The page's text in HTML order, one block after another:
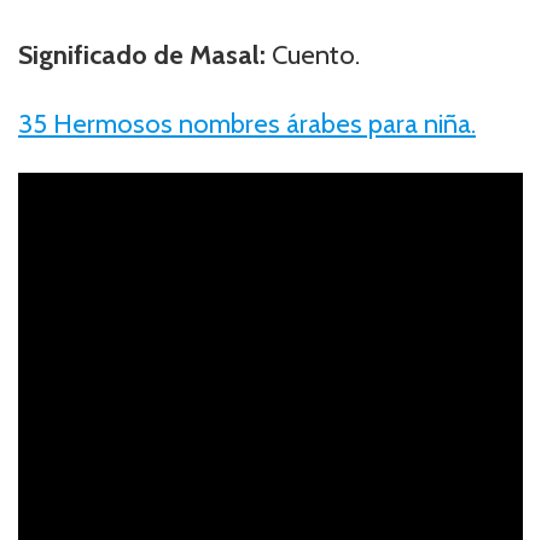
Significado de Masal: Cuento.
35 Hermosos nombres árabes para niña.